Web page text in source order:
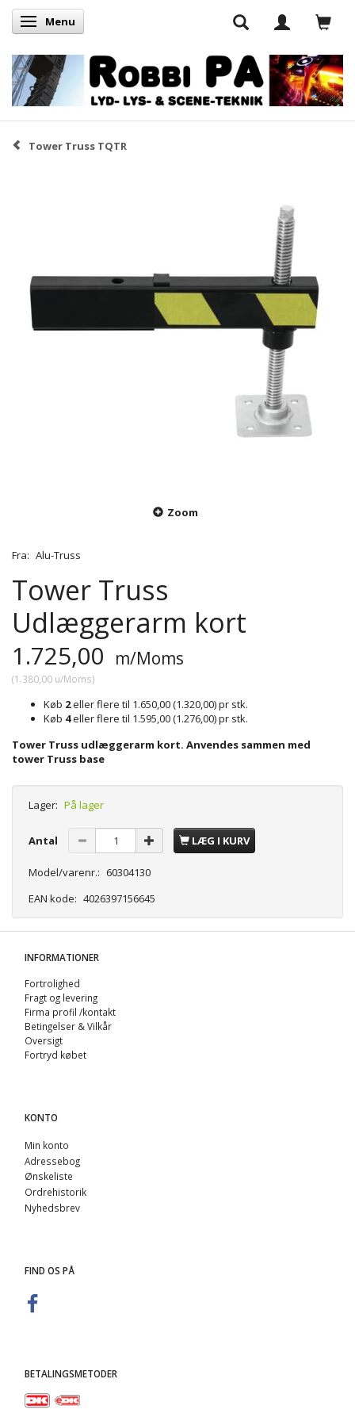
Skifte navigation
Menu
Tower Truss TQTR
Zoom
Fra: Alu-Truss
Tower Truss
Udlæggerarm kort
1.725,00 m/Moms
(1.380,00 u/Moms)
Køb 2eller flere til 1.650,00(1.320,00)pr stk.
Køb 4eller flere til 1.595,00(1.276,00)pr stk.
Tower Truss udlæggerarm kort. Anvendes sammen med
tower Truss base
Lager: På lager
Antal LÆG I KURV
Model/varenr.: 60304130
EAN kode: 4026397156645
INFORMATIONER
Fortrolighed
Fragt og levering
Firma profil /kontakt
Betingelser & Vilkår
Oversigt
Fortryd købet
KONTO
Min konto
Adressebog
Ønskeliste
Ordrehistorik
Nyhedsbrev
FIND OS PÅ
BETALINGSMETODER